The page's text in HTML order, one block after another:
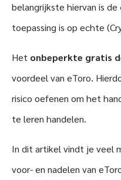
belangrijkste hiervan is de
toepassing is op echte
Het onbeperkte gratis
voordeel van eToro.
risico oefenen om het
te leren handelen.
In dit artikel vindt je veel
voor- en nadelen van